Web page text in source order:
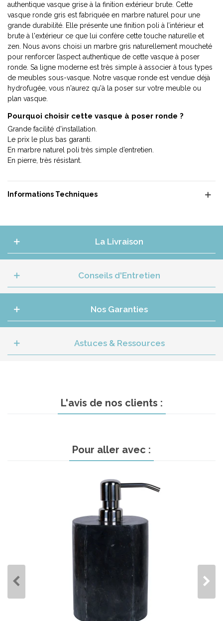
authentique vasque grise à la finition extérieur brute. Cette
vasque ronde gris est fabriquée en marbre naturel pour une
grande durabilité. Elle présente une finition poli à l’intérieur et
brute à l'extérieur ce que lui confère cette touche naturelle et
zen. Nous avons choisi un marbre gris naturellement moucheté
pour renforcer l’aspect authentique de cette vasque à poser
ronde. Sa ligne moderne est très simple à associer à tous types
de meubles sous-vasque. Notre vasque ronde est vendue déjà
hydrofugée, vous n'aurez qu'à la poser sur votre meuble ou
plan vasque.
Pourquoi choisir cette vasque à poser ronde ?
Grande facilité d'installation.
Le prix le plus bas garanti.
En marbre naturel poli très simple d’entretien.
En pierre, très résistant.
Informations Techniques
La Livraison
Conseils d'Entretien
Nos Garanties
Astuces & Ressources
L'avis de nos clients :
Pour aller avec :